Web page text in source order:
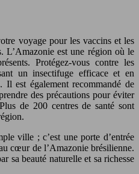
voyage pour les vaccins et les
L’Amazonie est une région où le
Protégez-vous contre les
un insectifuge efficace et en
Il est également recommandé de
des précautions pour éviter
de 200 centres de santé sont
ville ; c’est une porte d’entrée
cœur de l’Amazonie brésilienne.
sa beauté naturelle et sa richesse